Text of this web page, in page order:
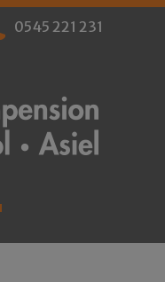
0545 221 231